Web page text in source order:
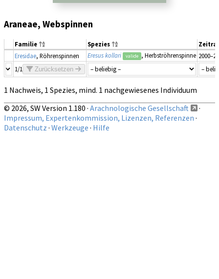
Araneae, Webspinnen
Familie Spezies
Eresidae, Röhrenspinnen Eresus kollari valide , Herbströhrenspinne
1/1
Zurücksetzen
1 Nachweis, 1 Spezies, mind. 1 nachgewiesenes Individuum
© 2026, SW Version 1.180 · Arachnologische Gesellschaft
·
Impressum, Expertenkommission, Lizenzen, Referenzen ·
Datenschutz · Werkzeuge · Hilfe